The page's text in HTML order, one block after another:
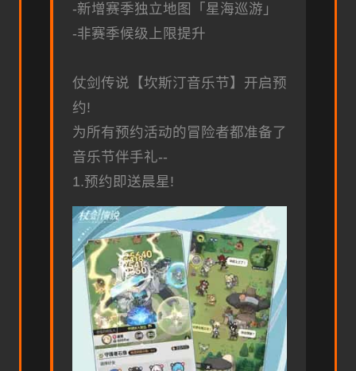
-新增赛季独立地图「星海巡游」
-非赛季候级上限提升
仗剑传说【坎斯汀音乐节】开启预
约!
为所有预约活动的冒险者都准备了
音乐节伴手礼--
1.预约即送晨星!